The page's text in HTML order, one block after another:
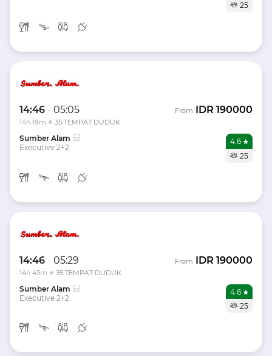
25
14:46 - 05:05
14h 19m 35 TEMPAT DUDUK
From IDR 190000
Sumber Alam
Executive 2+2
4.6
25
14:46 - 05:29
14h 43m 35 TEMPAT DUDUK
From IDR 190000
Sumber Alam
Executive 2+2
4.6
25